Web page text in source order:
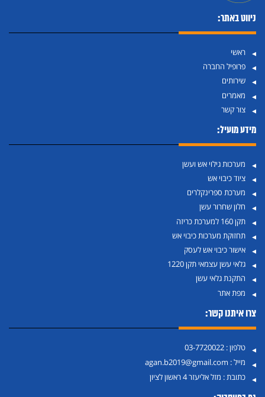
ניווט באתר:
ראשי
פרופיל החברה
שירותים
מאמרים
צור קשר
מידע מועיל:
מערכות גילוי אש ועשן
ציוד כיבוי אש
מערכת ספרינקלרים
חלון שחרור עשן
תקן 160 למערכת כריזה
תחזוקת מערכות כיבוי אש
אישור כיבוי אש לעסק
גלאי עשן עצמאי תקן 1220
התקנת גלאי עשן
מפת אתר
צרו איתנו קשר:
טלפון : 03-7720022
מייל : agan.b2019@gmail.com
כתובת : מזל אליעזר 4 ראשון לציון